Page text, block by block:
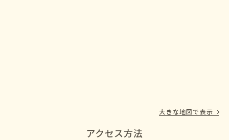
大きな地図で表示
アクセス方法